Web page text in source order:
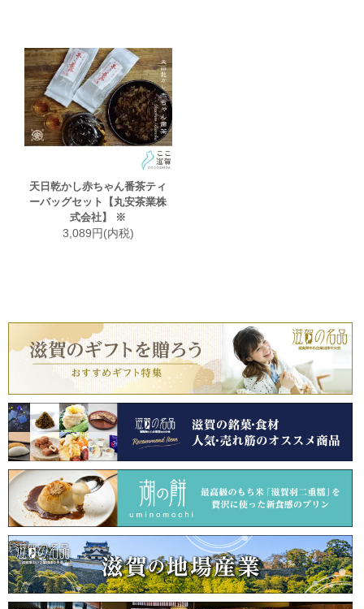
天日乾かし赤ちゃん番茶ティ
ーバッグセット【丸安茶業株
式会社】 ※
3,089円(内税)